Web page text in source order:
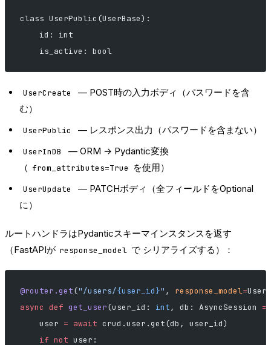
class UserPublic(UserBase):
    id: int
    is_active: bool
UserCreate
— POST時の入力ボディ（パスワードを含
む）
UserPublic — レスポンス出力（パスワードを含まない）
UserInDB
— ORM → Pydantic変換
（ from_attributes=True を使用）
UserUpdate
— PATCHボディ（全フィールドをOptional
に）
ルートハンドラはPydanticスキーマインスタンスを返す
（FastAPIが response_model で シリアライズする）：
@router.get("/users/{user_id}" , response_model=
async def get_user(user_id: int, db: AsyncSession =
    user
= await crud.user.get(db, user_id)
    if
not user: